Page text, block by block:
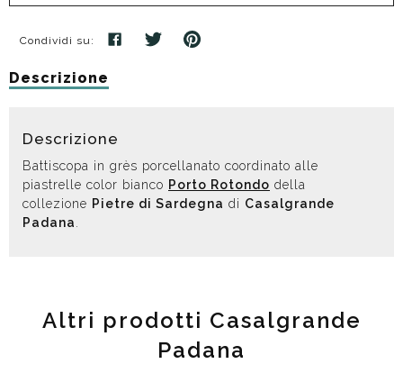
Condividi su:
Descrizione
Descrizione
Battiscopa in grès porcellanato coordinato alle
piastrelle color bianco Porto Rotondo della
collezione Pietre di Sardegna di Casalgrande
Padana
Altri prodotti Casalgrande
Padana